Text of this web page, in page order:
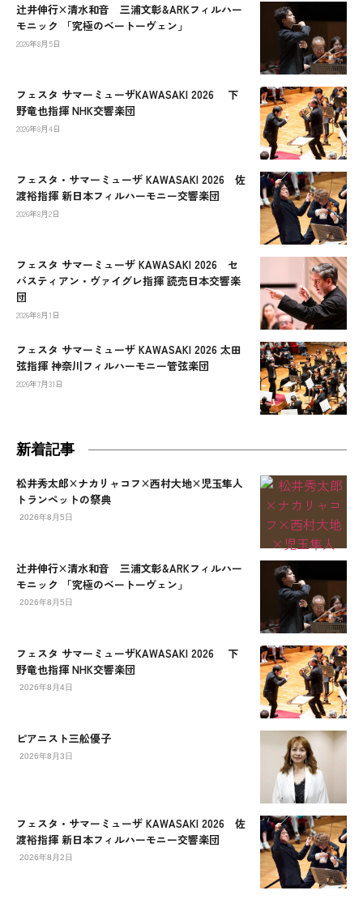
辻󠄀井伸行×清水和音 三浦文彰&ARKフィルハー
モニック 「究極のベートーヴェン」
2026年8月5日
フェスタ サマーミューザKAWASAKI 2026 下
野竜也指揮 NHK交響楽団
2026年8月4日
フェスタ・サマーミューザ KAWASAKI 2026 佐
渡裕指揮 新日本フィルハーモニー交響楽団
2026年8月2日
フェスタ サマーミューザ KAWASAKI 2026 セ
バスティアン・ヴァイグレ指揮 読売日本交響楽
団
2026年8月1日
フェスタ サマーミューザ KAWASAKI 2026 太田
弦指揮 神奈川フィルハーモニー管弦楽団
2026年7月31日
新着記事
松井秀太郎×ナカリャコフ×西村大地×児玉隼人
トランペットの祭典
2026年8月5日
辻󠄀井伸行×清水和音 三浦文彰&ARKフィルハー
モニック 「究極のベートーヴェン」
2026年8月5日
フェスタ サマーミューザKAWASAKI 2026 下
野竜也指揮 NHK交響楽団
2026年8月4日
ピアニスト三舩優子
2026年8月3日
フェスタ・サマーミューザ KAWASAKI 2026 佐
渡裕指揮 新日本フィルハーモニー交響楽団
2026年8月2日